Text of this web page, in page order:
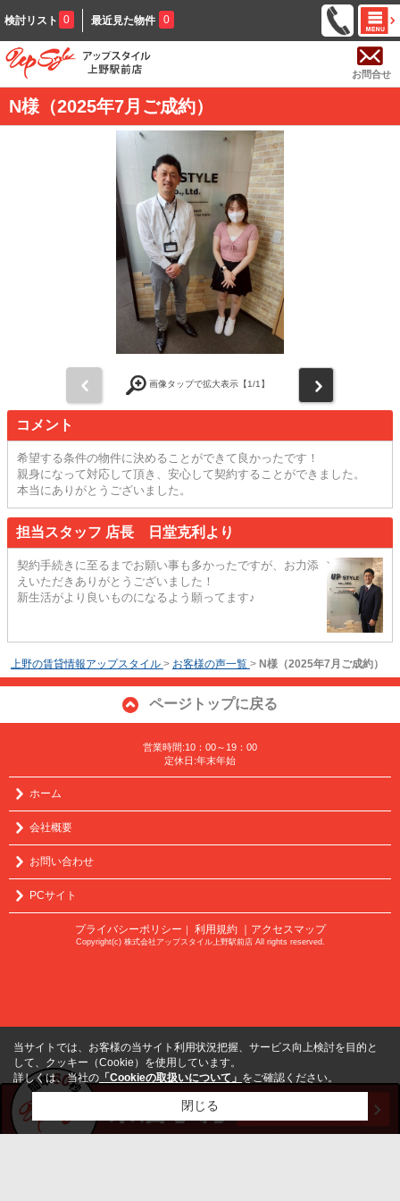
検討リスト 0 最近見た物件 0
お問合せ
N様（2025年7月ご成約）
画像タップで拡大表示【1/1】
コメント
希望する条件の物件に決めることができて良かったです！
親身になって対応して頂き、安心して契約することができました。
本当にありがとうございました。
担当スタッフ 店長 日堂克利より
契約手続きに至るまでお願い事も多かったですが、お力添
えいただきありがとうございました！
新生活がより良いものになるよう願ってます♪
上野の賃貸情報アップスタイル > お客様の声一覧 > N様（2025年7月ご成約）
ページトップに戻る
営業時間:10：00～19：00
定休日:年末年始
ホーム
会社概要
お問い合わせ
PCサイト
プライバシーポリシー ｜ 利用規約 ｜アクセスマップ
Copyright(c) 株式会社アップスタイル上野駅前店 All rights reserved.
当サイトでは、お客様の当サイト利用状況把握、サービス向上検討を目的と
して、クッキー（Cookie）を使用しています。
詳しくは、当社の 「Cookieの取扱いについて」 をご確認ください。
閉じる